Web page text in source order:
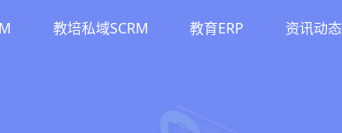
教培私域SCRM 教育ERP 资讯动态